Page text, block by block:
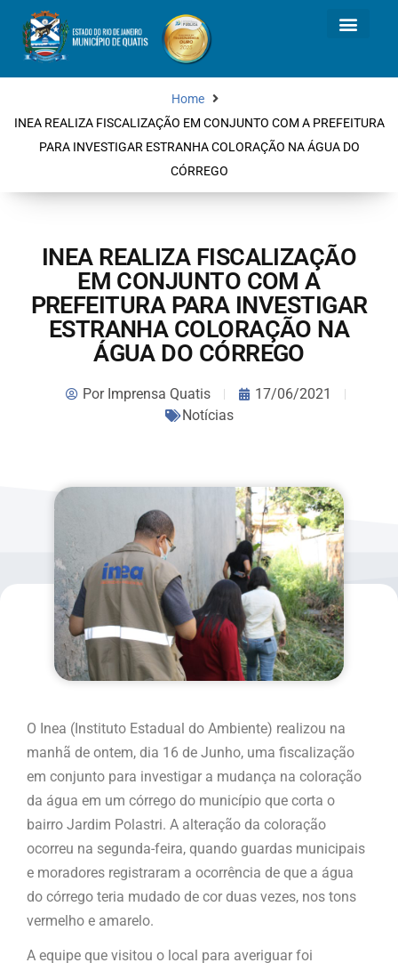
Home
INEA REALIZA FISCALIZAÇÃO EM CONJUNTO COM A PREFEITURA
PARA INVESTIGAR ESTRANHA COLORAÇÃO NA ÁGUA DO
CÓRREGO
INEA REALIZA FISCALIZAÇÃO
EM CONJUNTO COM A
PREFEITURA PARA INVESTIGAR
ESTRANHA COLORAÇÃO NA
ÁGUA DO CÓRREGO
PorImprensa Quatis
17/06/2021
Notícias
O Inea (Instituto Estadual do Ambiente) realizou na
manhã de ontem, dia 16 de Junho, uma fiscalização
em conjunto para investigar a mudança na coloração
da água em um córrego do município que corta o
bairro Jardim Polastri. A alteração da coloração
ocorreu na segunda-feira, quando guardas municipais
e moradores registraram a ocorrência de que a água
do córrego teria mudado de cor duas vezes, nos tons
vermelho e amarelo.
A equipe que visitou o local para averiguar foi